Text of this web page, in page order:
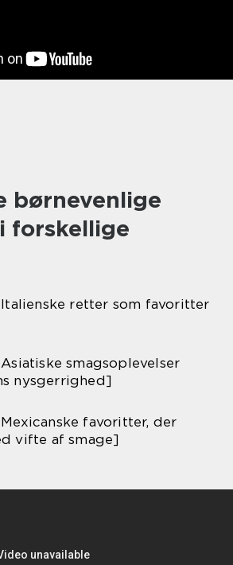
børnevenlige
forskellige
retter som favoritter
smagsoplevelser
nysgerrighed]
favoritter, der
vifte af smage]